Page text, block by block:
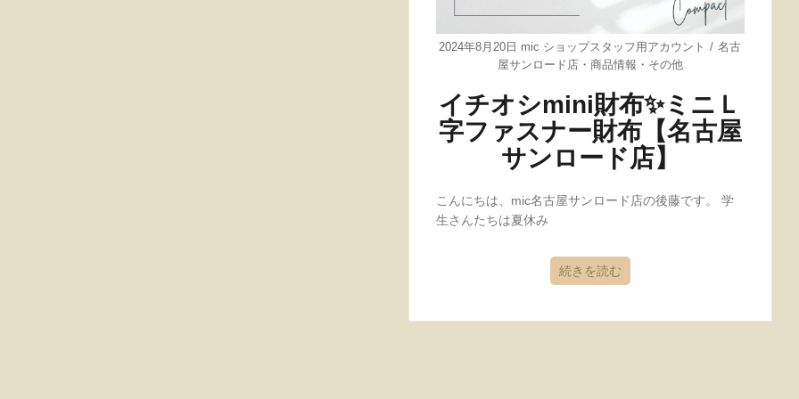
2024年8月20日 mic ショップスタッフ用アカウント
名古
屋サンロード店・ 商品情報 ・ その他
イチオシmini財布✨ミニＬ
字ファスナー財布【名古屋
サンロード店】
こんにちは、mic名古屋サンロード店の後藤です。 学
生さんたちは夏休み
続きを読む